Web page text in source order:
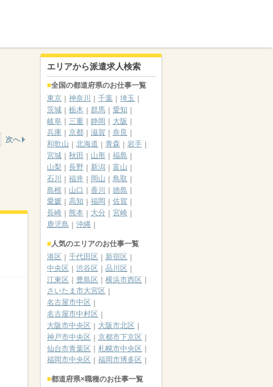
次へ
エリアから派遣求人検索
全国の都道府県のお仕事一覧
東京
神奈川 千葉
埼玉
茨城
栃木 群馬
愛知
岐阜
三重 静岡
大阪
兵庫
京都 滋賀
奈良
和歌山
北海道 青森
岩手
宮城
秋田 山形
福島
山梨
長野 新潟
富山
石川
福井 岡山
鳥取
島根
山口 香川
徳島
愛媛
高知 福岡
佐賀
長崎
熊本 大分
宮崎
鹿児島
沖縄
人気のエリアのお仕事一覧
港区
千代田区
新宿区
中央区
渋谷区
品川区
江東区
豊島区
横浜市西区
さいたま市大宮区
名古屋市中区
名古屋市中村区
大阪市中央区
大阪市北区
神戸市中央区
京都市下京区
仙台市青葉区
札幌市中央区
福岡市中央区
福岡市博多区
都道府県×職種のお仕事一覧